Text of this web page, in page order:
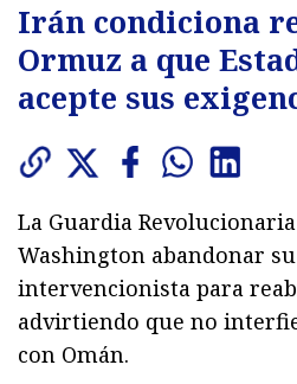
Irán condiciona
Ormuz a que
acepte sus
La Guardia
Washington abandonar
intervencionista para
advirtiendo que no
con Omán.